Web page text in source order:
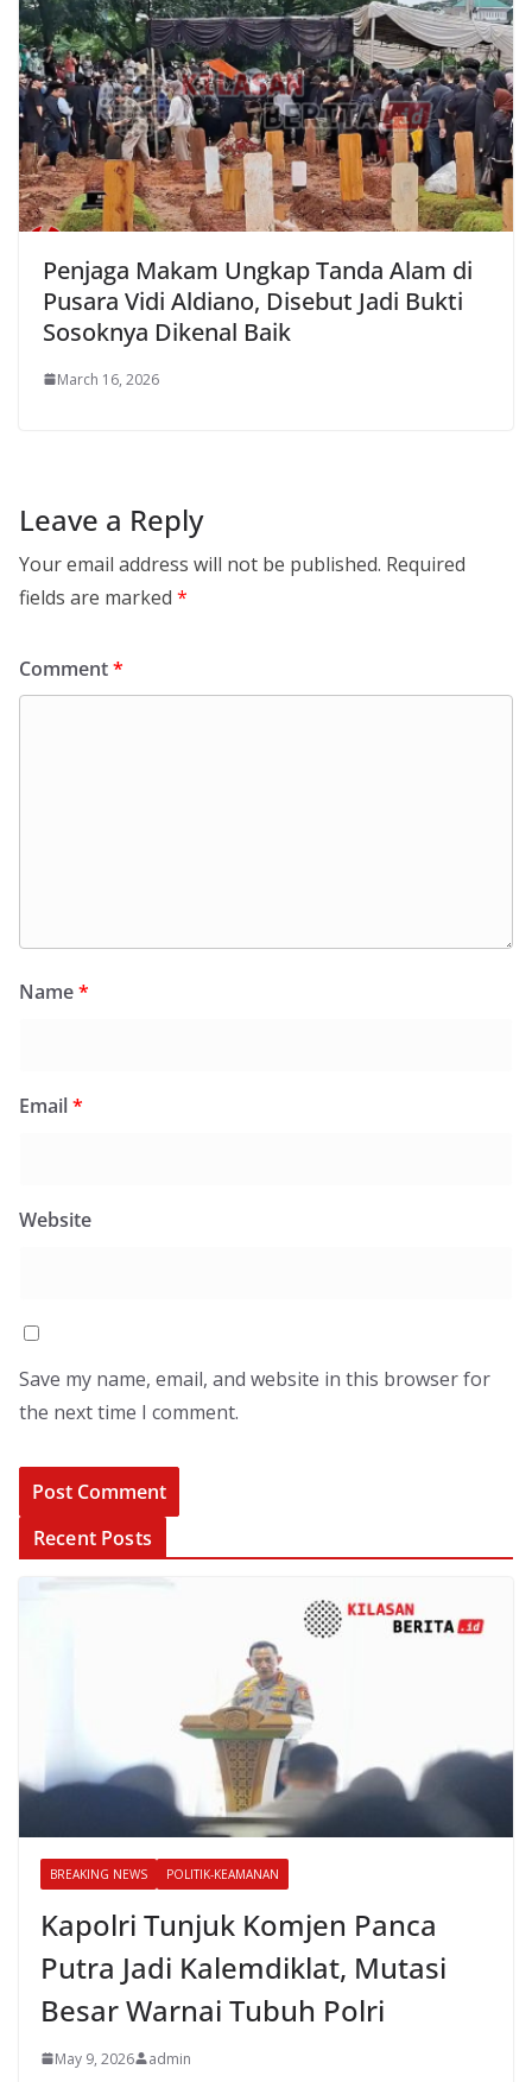
Penjaga Makam Ungkap Tanda Alam di
Pusara Vidi Aldiano, Disebut Jadi Bukti
Sosoknya Dikenal Baik
March 16, 2026
Leave a Reply
Your email address will not be published. Required
fields are marked *
Comment*
Name*
Email*
Website
Save my name, email, and website in this browser for
the next time I comment.
Recent Posts
BREAKING NEWS POLITIK-KEAMANAN
Kapolri Tunjuk Komjen Panca
Putra Jadi Kalemdiklat, Mutasi
Besar Warnai Tubuh Polri
May 9, 2026 admin